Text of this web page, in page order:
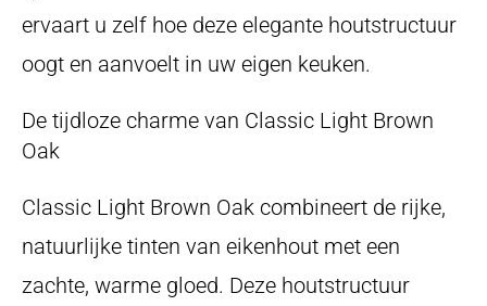
ervaart u zelf hoe deze elegante houtstructuur
oogt en aanvoelt in uw eigen keuken.
De tijdloze charme van Classic Light Brown
Oak
Classic Light Brown Oak combineert de rijke,
natuurlijke tinten van eikenhout met een
zachte, warme gloed. Deze houtstructuur